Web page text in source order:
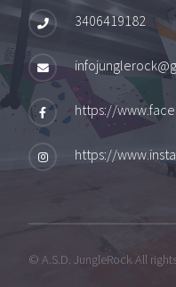
3406419182
https://
https://
© A.S.D. JungleRock All